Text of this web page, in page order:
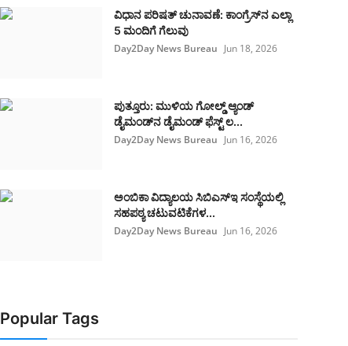
ವಿಧಾನ ಪರಿಷತ್ ಚುನಾವಣೆ: ಕಾಂಗ್ರೆಸ್‌ನ ಎಲ್ಲಾ
5 ಮಂದಿಗೆ ಗೆಲುವು
Day2Day News Bureau Jun 18, 2026
ಪುತ್ತೂರು: ಮುಳಿಯ ಗೋಲ್ಡ್ ಆ್ಯಂಡ್
ಡೈಮಂಡ್‌ನ ಡೈಮಂಡ್ ಫೆಸ್ಟ್‌ ಲ...
Day2Day News Bureau Jun 16, 2026
ಅಂಬಿಕಾ ವಿದ್ಯಾಲಯ ಸಿಬಿಎಸ್‌ಇ ಸಂಸ್ಥೆಯಲ್ಲಿ
ಸಹಪಠ್ಯ ಚಟುವಟಿಕೆಗಳ...
Day2Day News Bureau Jun 16, 2026
Popular Tags